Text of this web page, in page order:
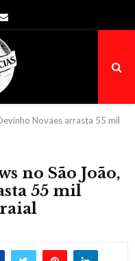
Email
Novaes arrasta 55 mil
no São João,
55 mil